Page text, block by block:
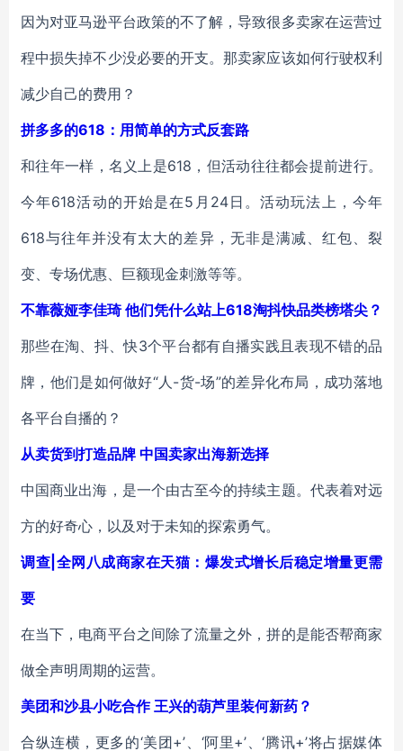
因为对亚马逊平台政策的不了解，导致很多卖家在运营过
程中损失掉不少没必要的开支。那卖家应该如何行驶权利
减少自己的费用？
拼多多的618：用简单的方式反套路
和往年一样，名义上是618，但活动往往都会提前进行。
今年618活动的开始是在5月24日。活动玩法上，今年
618与往年并没有太大的差异，无非是满减、红包、裂
变、专场优惠、巨额现金刺激等等。
不靠薇娅李佳琦 他们凭什么站上618淘抖快品类榜塔尖？
那些在淘、抖、快3个平台都有自播实践且表现不错的品
牌，他们是如何做好“人-货-场”的差异化布局，成功落地
各平台自播的？
从卖货到打造品牌 中国卖家出海新选择
中国商业出海，是一个由古至今的持续主题。代表着对远
方的好奇心，以及对于未知的探索勇气。
调查|全网八成商家在天猫：爆发式增长后稳定增量更需
要
在当下，电商平台之间除了流量之外，拼的是能否帮商家
做全声明周期的运营。
美团和沙县小吃合作 王兴的葫芦里装何新药？
合纵连横，更多的‘美团+’、‘阿里+’、‘腾讯+’将占据媒体